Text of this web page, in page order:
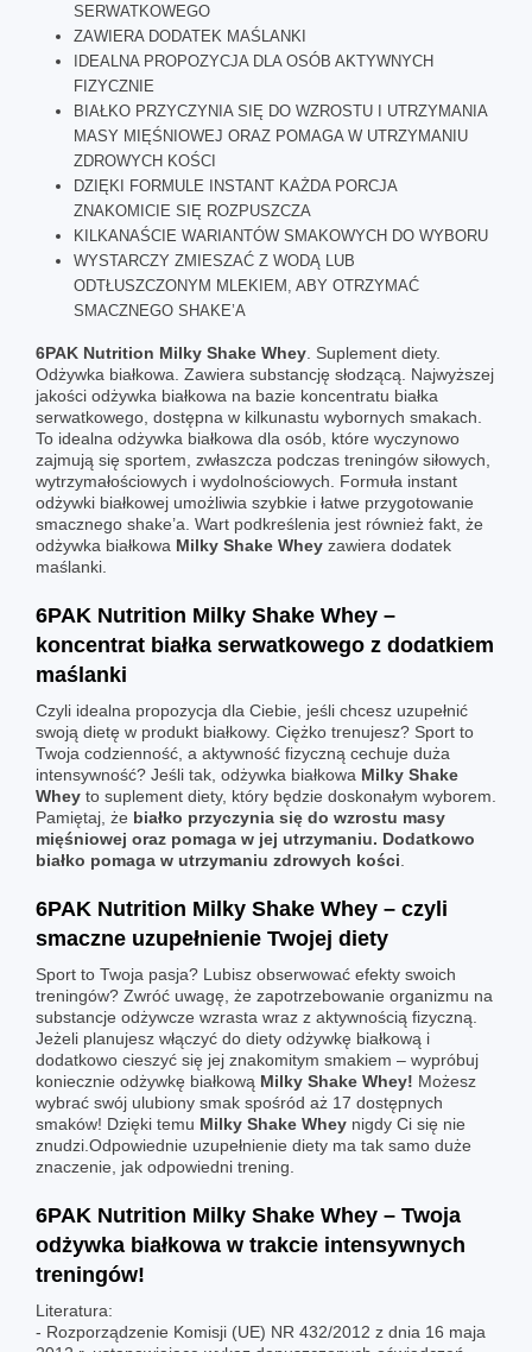
SERWATKOWEGO
ZAWIERA DODATEK MAŚLANKI
IDEALNA PROPOZYCJA DLA OSÓB AKTYWNYCH
FIZYCZNIE
BIAŁKO PRZYCZYNIA SIĘ DO WZROSTU I UTRZYMANIA
MASY MIĘŚNIOWEJ ORAZ POMAGA W UTRZYMANIU
ZDROWYCH KOŚCI
DZIĘKI FORMULE INSTANT KAŻDA PORCJA
ZNAKOMICIE SIĘ ROZPUSZCZA
KILKANAŚCIE WARIANTÓW SMAKOWYCH DO WYBORU
WYSTARCZY ZMIESZAĆ Z WODĄ LUB
ODTŁUSZCZONYM MLEKIEM, ABY OTRZYMAĆ
SMACZNEGO SHAKE’A
6PAK Nutrition Milky Shake Whey . Suplement diety.
Odżywka białkowa. Zawiera substancję słodzącą. Najwyższej
jakości odżywka białkowa na bazie koncentratu białka
serwatkowego, dostępna w kilkunastu wybornych smakach.
To idealna odżywka białkowa dla osób, które wyczynowo
zajmują się sportem, zwłaszcza podczas treningów siłowych,
wytrzymałościowych i wydolnościowych. Formuła instant
odżywki białkowej umożliwia szybkie i łatwe przygotowanie
smacznego shake’a. Wart podkreślenia jest również fakt, że
odżywka białkowa Milky Shake Whey zawiera dodatek
maślanki.
6PAK Nutrition Milky Shake Whey –
koncentrat białka serwatkowego z dodatkiem
maślanki
Czyli idealna propozycja dla Ciebie, jeśli chcesz uzupełnić
swoją dietę w produkt białkowy. Ciężko trenujesz? Sport to
Twoja codzienność, a aktywność fizyczną cechuje duża
intensywność? Jeśli tak, odżywka białkowa Milky Shake
Whey to suplement diety, który będzie doskonałym wyborem.
Pamiętaj, że białko przyczynia się do wzrostu masy
mięśniowej oraz pomaga w jej utrzymaniu. Dodatkowo
białko pomaga w utrzymaniu zdrowych kości
6PAK Nutrition Milky Shake Whey – czyli
smaczne uzupełnienie Twojej diety
Sport to Twoja pasja? Lubisz obserwować efekty swoich
treningów? Zwróć uwagę, że zapotrzebowanie organizmu na
substancje odżywcze wzrasta wraz z aktywnością fizyczną.
Jeżeli planujesz włączyć do diety odżywkę białkową i
dodatkowo cieszyć się jej znakomitym smakiem – wypróbuj
koniecznie odżywkę białkową Milky Shake Whey! Możesz
wybrać swój ulubiony smak spośród aż 17 dostępnych
smaków! Dzięki temu Milky Shake Whey nigdy Ci się nie
znudzi.Odpowiednie uzupełnienie diety ma tak samo duże
znaczenie, jak odpowiedni trening.
6PAK Nutrition Milky Shake Whey – Twoja
odżywka białkowa w trakcie intensywnych
treningów!
Literatura:
- Rozporządzenie Komisji (UE) NR 432/2012 z dnia 16 maja